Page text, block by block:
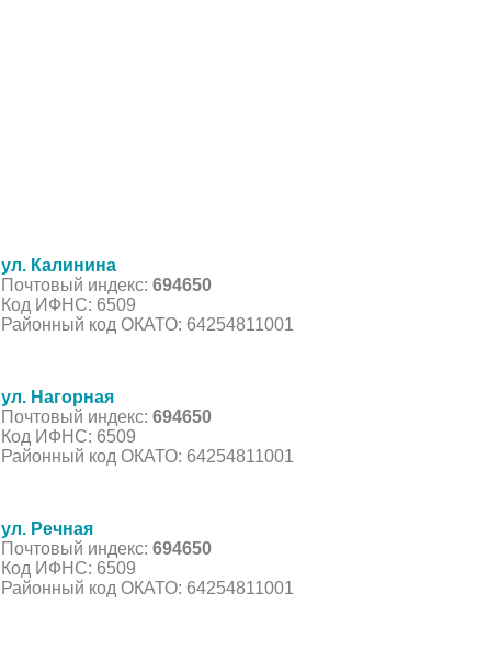
ул. Калинина
Почтовый индекс: 694650
Код ИФНС: 6509
Районный код ОКАТО: 64254811001
ул. Нагорная
Почтовый индекс: 694650
Код ИФНС: 6509
Районный код ОКАТО: 64254811001
ул. Речная
Почтовый индекс: 694650
Код ИФНС: 6509
Районный код ОКАТО: 64254811001